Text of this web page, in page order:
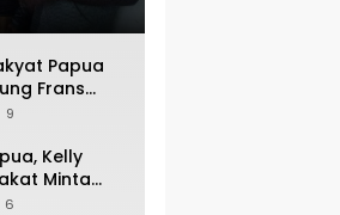
Papua
Frans
PT
9
Kelly
Minta
6